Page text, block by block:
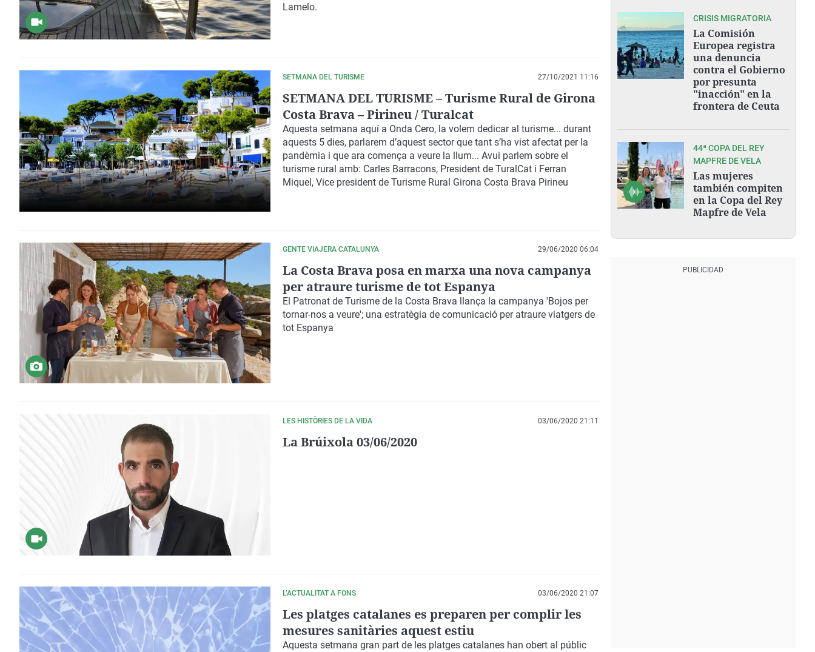
Lamelo.
SETMANA DEL TURISME 27/10/2021 11:16
SETMANA DEL TURISME – Turisme Rural de Girona
Costa Brava – Pirineu / Turalcat
Aquesta setmana aquí a Onda Cero, la volem dedicar al turisme... durant
aquests 5 dies, parlarem d’aquest sector que tant s’ha vist afectat per la
pandèmia i que ara comença a veure la llum... Avui parlem sobre el
turisme rural amb: Carles Barracons, President de TuralCat i Ferran
Miquel, Vice president de Turisme Rural Girona Costa Brava Pirineu
GENTE VIAJERA CATALUNYA 29/06/2020 06:04
La Costa Brava posa en marxa una nova campanya
per atraure turisme de tot Espanya
El Patronat de Turisme de la Costa Brava llança la campanya 'Bojos per
tornar-nos a veure'; una estratègia de comunicació per atraure viatgers de
tot Espanya
LES HISTÒRIES DE LA VIDA 03/06/2020 21:11
La Brúixola 03/06/2020
L’ACTUALITAT A FONS 03/06/2020 21:07
Les platges catalanes es preparen per complir les
mesures sanitàries aquest estiu
Aquesta setmana gran part de les platges catalanes han obert al públic
CRISIS MIGRATORIA
La Comisión
Europea registra
una denuncia
contra el Gobierno
por presunta
"inacción" en la
frontera de Ceuta
44ª COPA DEL REY
MAPFRE DE VELA
Las mujeres
también compiten
en la Copa del Rey
Mapfre de Vela